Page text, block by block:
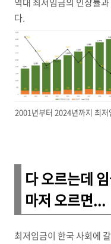
다.
2001년부터 2024년까지 최
다 오르는데
마저 오르면...
최저임금이 한국 사회에